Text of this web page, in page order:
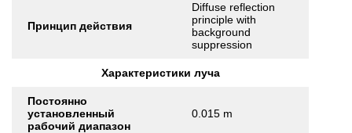
Принцип действия
Diffuse reflection
principle with
background
suppression
Характеристики луча
Постоянно
установленный
рабочий диапазон
0.015 m